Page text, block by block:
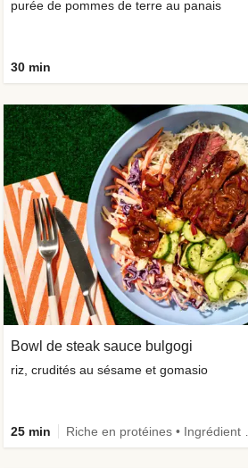
purée de pommes de terre au panais
30 min
Bowl de steak sauce bulgogi
riz, crudités au sésame et gomasio
25 min